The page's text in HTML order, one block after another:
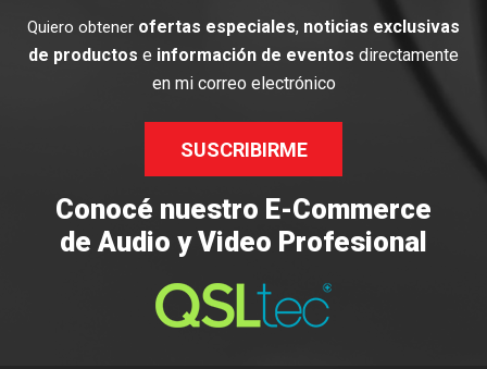
Quiero obtener ofertas especiales, noticias exclusivas
de productos e información de eventos directamente
en mi correo electrónico
SUSCRIBIRME
Conocé nuestro E-Commerce
de Audio y Video Profesional